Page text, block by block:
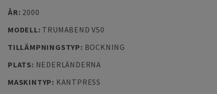
ÅR: 2000
MODELL: TRUMABEND V50
TILLÄMPNINGSTYP: BOCKNING
PLATS: NEDERLÄNDERNA
MASKINTYP: KANTPRESS